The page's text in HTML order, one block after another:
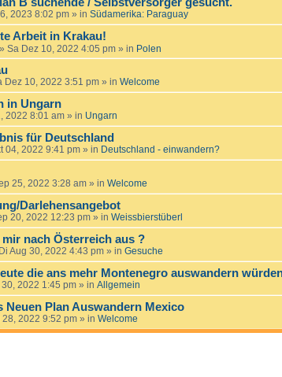
2023 8:02 pm » in Südamerika: Paraguay
Arbeit in Krakau!
» Sa Dez 10, 2022 4:05 pm » in Polen
Dez 10, 2022 3:51 pm » in Welcome
in Ungarn
2022 8:01 am » in Ungarn
für Deutschland
04, 2022 9:41 pm » in Deutschland - einwandern?
25, 2022 3:28 am » in Welcome
Darlehensangebot
20, 2022 12:23 pm » in Weissbierstüberl
nach Österreich aus ?
Di Aug 30, 2022 4:43 pm » in Gesuche
die ans mehr Montenegro auswandern
30, 2022 1:45 pm » in Allgemein
Neuen Plan Auswandern Mexico
28, 2022 9:52 pm » in Welcome